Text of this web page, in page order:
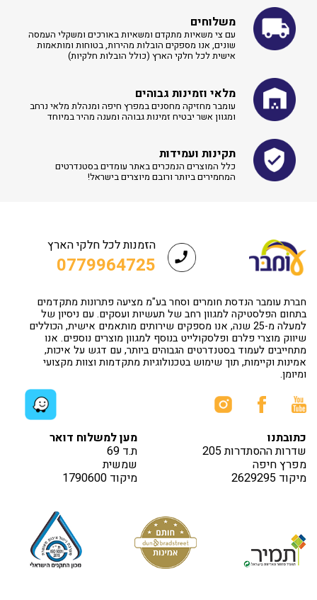
משלוחים
עם צי משאיות מתקדם ומשאיות באורכים ומשקלי העמסה
שונים, אנו מספקים הובלות מהירות, בטוחות ומותאמות
אישית לכל חלקי הארץ (כולל הובלות חלקיות)
מלאי וזמינות גבוהים
עומבר מחזיקה מחסנים במפרץ חיפה ומנהלת מלאי נרחב
ומגוון אשר יבטיח זמינות גבוהה ומענה מהיר במיוחד
תקינות ועמידות
כלל המוצרים הנמכרים באתר עומדים בסטנדרטים
המחמירים ביותר ורובם מיוצרים בישראל!
הזמנות לכל חלקי הארץ
0779964725
חברת עומבר הנדסת חומרים וסחר בע"מ מציעה פתרונות מתקדמים
בתחום הפלסטיקה למגוון רחב של תעשיות ועסקים. עם ניסיון של
למעלה מ-25 שנה, אנו מספקים שירותים מותאמים אישית, הכוללים
שיווק מוצרי פלרם ופלסקולייט בנוסף למגוון מוצרים נוספים. אנו
מתחייבים לעמוד בסטנדרטים הגבוהים ביותר, עם דגש על איכות,
אמינות וקיימות, תוך שימוש בטכנולוגיות מתקדמות וצוות מקצועי
ומיומן.
כתובתנו
שדרות ההסתדרות 205
מפרץ חיפה
מיקוד 2629295
מען למשלוח דואר
ת.ד 69
שמשית
מיקוד 1790600